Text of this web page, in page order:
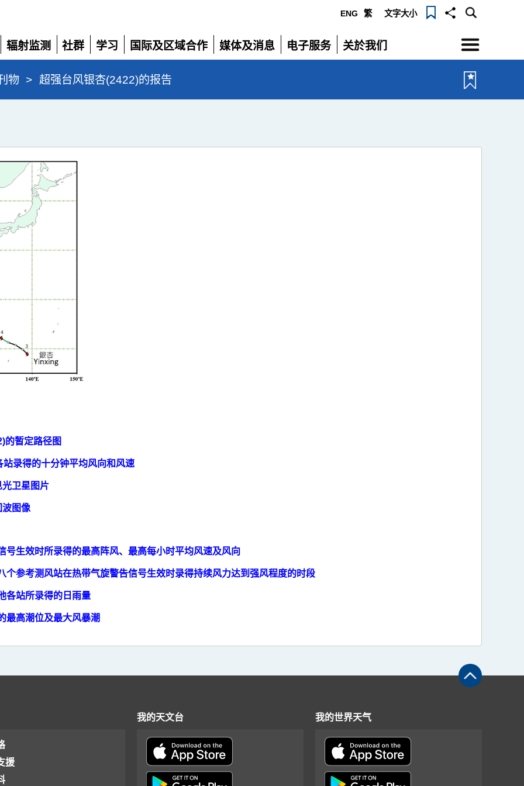
ENG 繁 文字大小
辐射监测
展
开
社群
展
开
学习
展
开
国际及区域合作
展
开
媒体及消息
展
电子服务
展
关於我们
展
选
单
物 > 超强台风银杏(2422)的报告
的暂定路径图
录得的十分钟平均风向和风速
卫星图片
波图像
生效时所录得的最高阵风、最高每小时平均风速及风向
个参考测风站在热带气旋警告信号生效时录得持续风力达到强风程度的时段
各站所录得的日雨量
最高潮位及最大风暴潮
援
我的天文台 我的世界天气